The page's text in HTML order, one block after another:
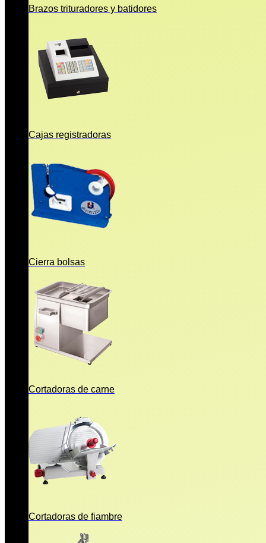
Brazos trituradores y batidores
Cajas registradoras
Cierra bolsas
Cortadoras de carne
Cortadoras de fiambre